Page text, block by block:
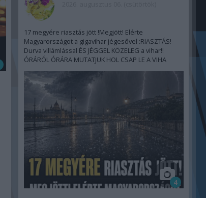
17 megyére riasztás jött !Megjött! Elérte
Magyarországot a gigavihar jégesővel :RIASZTÁS!
Durva villámlással ÉS JÉGGEL KÖZELEG a vihar!!
ÓRÁRÓL ÓRÁRA MUTATJUK HOL CSAP LE A VIHA
4